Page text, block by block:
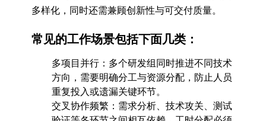
多样化，同时还需兼顾创新性与可交付质量。
常见的工作场景包括下面几类：
多项目并行：多个研发组同时推进不同技术
方向，需要明确分工与资源分配，防止人员
重复投入或遗漏关键环节。
交叉协作频繁：需求分析、技术攻关、测试